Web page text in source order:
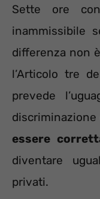
Sette ore
inammissibile
differenza non
l’Articolo tre
prevede
essere
diventare
privati.